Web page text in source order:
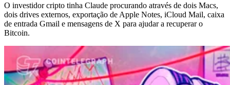
O investidor cripto tinha Claude procurando através de dois Macs,
dois drives externos, exportação de Apple Notes, iCloud Mail, caixa
de entrada Gmail e mensagens de X para ajudar a recuperar o
Bitcoin.